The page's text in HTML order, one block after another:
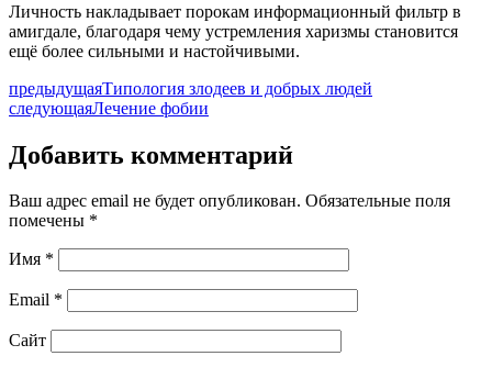
Личность накладывает порокам информационный фильтр в
амигдале, благодаря чему устремления харизмы становится
ещё более сильными и настойчивыми.
предыдущаяТипология злодеев и добрых людей
следующаяЛечение фобии
Добавить комментарий
Ваш адрес email не будет опубликован. Обязательные поля
помечены *
Имя *
Email *
Сайт